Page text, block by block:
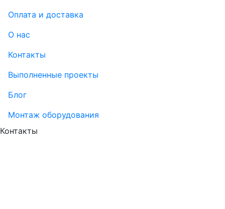
Оплата и доставка
О нас
Контакты
Выполненные проекты
Блог
Монтаж оборудования
Контакты